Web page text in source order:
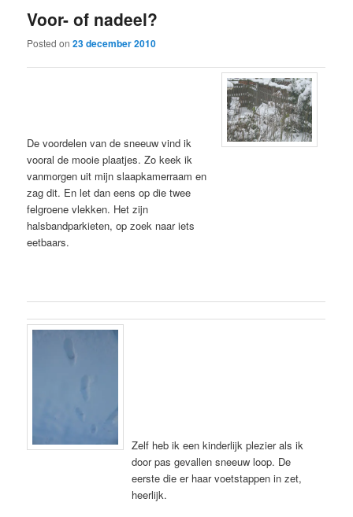
Voor- of nadeel?
Posted on23 december 2010
De voordelen van de sneeuw vind ik
vooral de mooie plaatjes. Zo keek ik
vanmorgen uit mijn slaapkamerraam en
zag dit. En let dan eens op die twee
felgroene vlekken. Het zijn
halsbandparkieten, op zoek naar iets
eetbaars.
Zelf heb ik een kinderlijk plezier als ik
door pas gevallen sneeuw loop. De
eerste die er haar voetstappen in zet,
heerlijk.